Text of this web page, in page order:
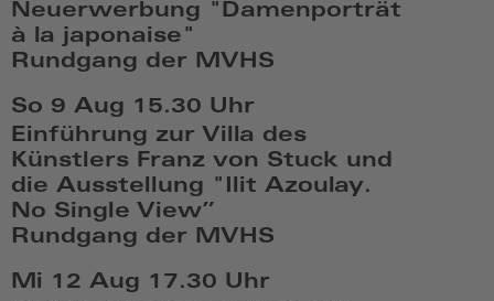
20:08
Neuerwerbung "Damenporträt
à la japonaise"
Rundgang der MVHS
Aug
9
2026,
14:08
So 9 Aug 15.30 Uhr
Einführung zur Villa des
Künstlers Franz von Stuck und
die Ausstellung "Ilit Azoulay.
No Single View”
Rundgang der MVHS
Aug
Mi 12 Aug
17.30 Uhr